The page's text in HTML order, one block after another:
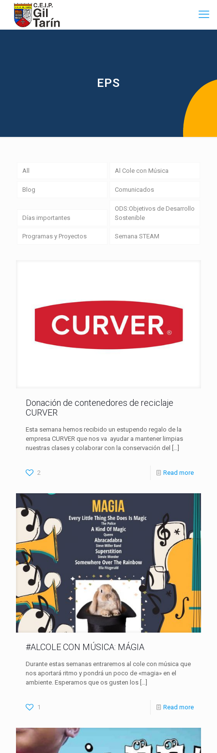
EPS
All Al Cole con Música
Blog Comunicados
Días importantes
ODS:Objetivos de Desarrollo
Sostenible
Programas y Proyectos Semana STEAM
Donación de contenedores de reciclaje
CURVER
Esta semana hemos recibido un estupendo regalo de la
empresa CURVER que nos va ayudar a mantener limpias
nuestras clases y colaborar con la conservación del
[…]
2 Read more
#ALCOLE CON MÚSICA: MÁGIA
Durante estas semanas entraremos al cole con música que
nos aportará ritmo y pondrá un poco de «magia» en el
ambiente. Esperamos que os gusten los
1 Read more